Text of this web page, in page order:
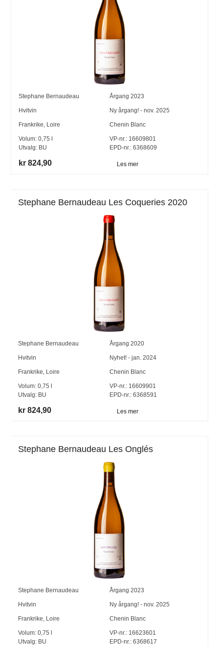
Stephane Bernaudeau Årgang 2023
Hvitvin Ny årgang! - nov. 2025
Frankrike Loire Chenin Blanc
Volum:0,75 l
Utvalg: BU
VP-nr.: 16609801
EPD-nr.: 6368609
kr 824,90 Les mer
Stephane Bernaudeau Les Coqueries 2020
Stephane Bernaudeau Årgang 2020
Hvitvin Nyhet! - jan. 2024
Frankrike Loire Chenin Blanc
Volum:0,75 l
Utvalg: BU
VP-nr.:16609901
EPD-nr.: 6368591
kr 824,90 Les mer
Stephane Bernaudeau Les Onglés
Stephane Bernaudeau Årgang 2023
Hvitvin Ny årgang! - nov. 2025
Frankrike, Loire Chenin Blanc
Volum:0,75
Utvalg: BU
VP-nr.:16623601
EPD-nr.: 6368617